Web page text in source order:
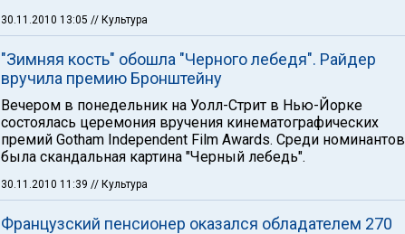
30.11.2010 13:05 // Культура
"Зимняя кость" обошла "Черного лебедя". Райдер
вручила премию Бронштейну
Вечером в понедельник на Уолл-Стрит в Нью-Йорке
состоялась церемония вручения кинематографических
премий Gotham Independent Film Awards. Среди номинантов
была скандальная картина "Черный лебедь".
30.11.2010 11:39 // Культура
Французский пенсионер оказался обладателем 270